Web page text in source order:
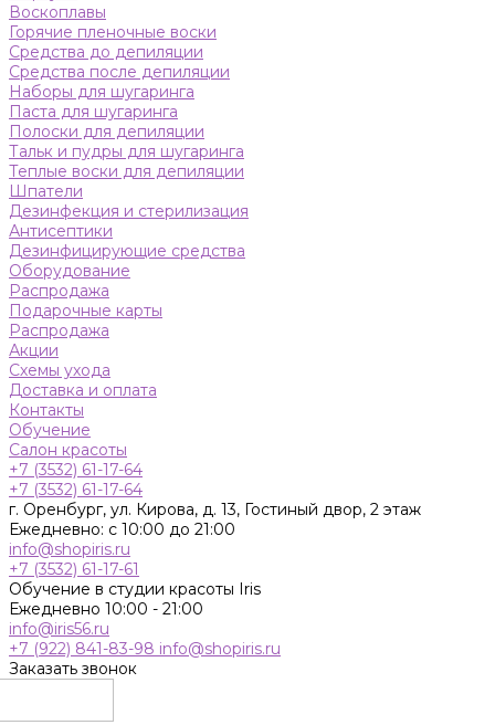
Воскоплавы
Горячие пленочные воски
Средства до депиляции
Средства после депиляции
Наборы для шугаринга
Паста для шугаринга
Полоски для депиляции
Тальк и пудры для шугаринга
Теплые воски для депиляции
Шпатели
Дезинфекция и стерилизация
Антисептики
Дезинфицирующие средства
Оборудование
Распродажа
Подарочные карты
Распродажа
Акции
Схемы ухода
Доставка и оплата
Контакты
Обучение
Салон красоты
+7 (3532) 61-17-64
+7 (3532) 61-17-64
г. Оренбург, ул. Кирова, д. 13, Гостиный двор, 2 этаж
Ежедневно: с 10:00 до 21:00
info@shopiris.ru
+7 (3532) 61-17-61
Обучение в студии красоты Iris
Ежедневно 10:00 - 21:00
info@iris56.ru
+7 (922) 841-83-98 info@shopiris.ru
Заказать звонок